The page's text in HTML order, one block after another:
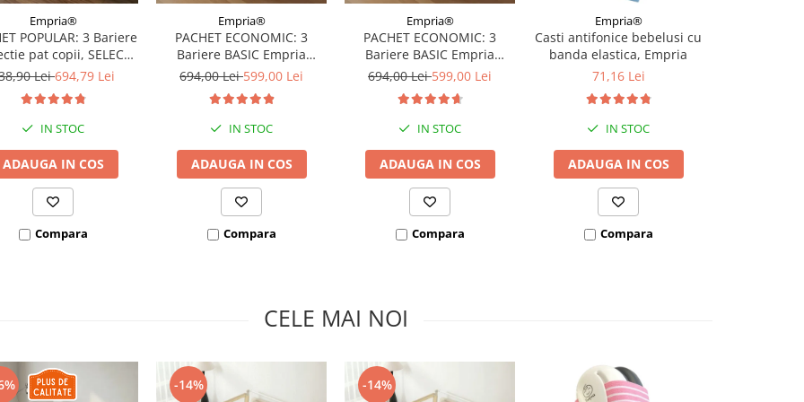
Empria®
POPULAR: 3 Bariere
pat copii, SELECT,
160x200 cm
Lei694,79 Lei
IN STOC
ADAUGA IN COS
Compara
Empria®
PACHET ECONOMIC: 3
Bariere BASIC Empria
protectie pat 160X200 cm +
694,00 Lei599,00 Lei
IN STOC
ADAUGA IN COS
Compara
Empria®
PACHET ECONOMIC: 3
Bariere BASIC Empria
protectie pat 180X200 cm +
694,00 Lei599,00 Lei
IN STOC
ADAUGA IN COS
Compara
Empria®
Casti antifonice bebelusi cu
banda elastica, Empria
71,16 Lei
IN STOC
ADAUGA IN COS
Compara
CELE MAI NOI
-14% -14%